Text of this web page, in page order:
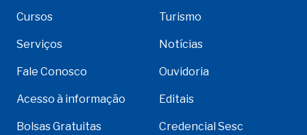
Cursos Turismo
Serviços Notícias
Fale Conosco Ouvidoria
Acesso à informação Editais
Bolsas Gratuitas Credencial Sesc